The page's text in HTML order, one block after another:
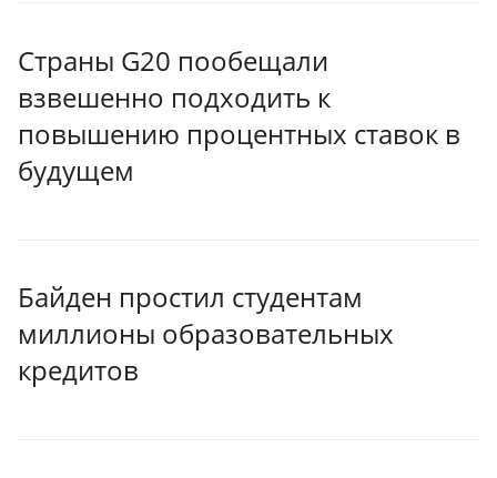
Страны G20 пообещали
взвешенно подходить к
повышению процентных ставок в
будущем
Байден простил студентам
миллионы образовательных
кредитов